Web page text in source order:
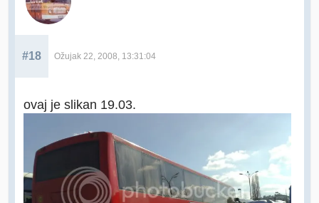
#18 Ožujak 22, 2008, 13:31:04
ovaj je slikan 19.03.